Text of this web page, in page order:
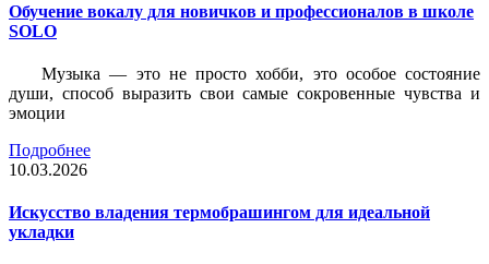
Обучение вокалу для новичков и профессионалов в школе
SOLO
Музыка — это не просто хобби, это особое состояние
души, способ выразить свои самые сокровенные чувства и
эмоции
Подробнее
10.03.2026
Искусство владения термобрашингом для идеальной
укладки